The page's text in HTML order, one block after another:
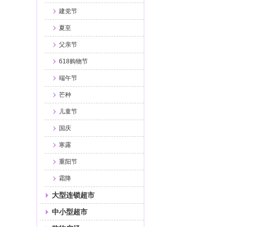
建党节
夏至
父亲节
618购物节
端午节
芒种
儿童节
国庆
寒露
重阳节
霜降
大型连锁超市
中小型超市